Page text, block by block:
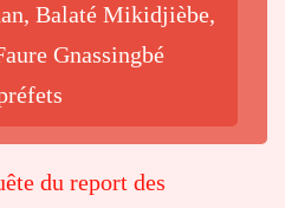
Balaté Mikidjièbe,
Gnassingbé
du report des